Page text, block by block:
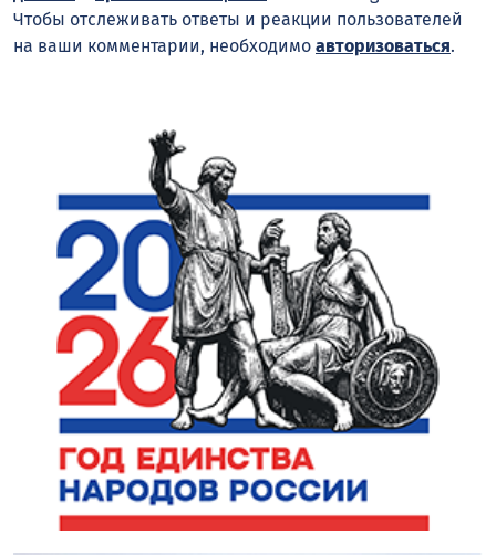
Чтобы отслеживать ответы и реакции пользователей
на ваши комментарии, необходимо авторизоваться.